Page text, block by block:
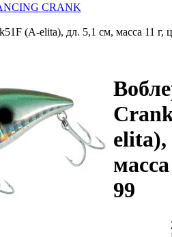
CRANK
(A-elita), дл. 5,1 см, масса 11 г,
elita),
99